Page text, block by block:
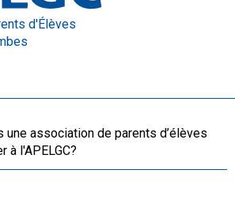
d'Élèves
une association de parents d’élèves
à l'APELGC?